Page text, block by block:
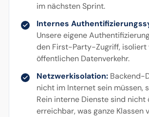
im nächsten Sprint.
Internes
Unsere eigene
den First-Party-Zugriff, isoliert
öffentlichen Datenverkehr.
Netzwerkisolation:Backend-
nicht im Internet sein müssen,
Rein interne Dienste sind nicht
erreichbar, was ganze Klassen